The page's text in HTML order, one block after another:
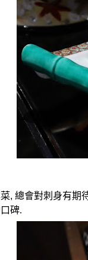
, 總會對刺身有期
碑.